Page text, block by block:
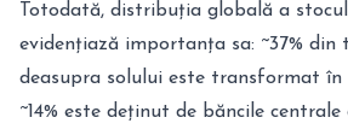
Totodată, distribuția globală a
evidențiază importanța sa: ~37% din
deasupra solului este transformat
~14% este deținut de băncile centrale